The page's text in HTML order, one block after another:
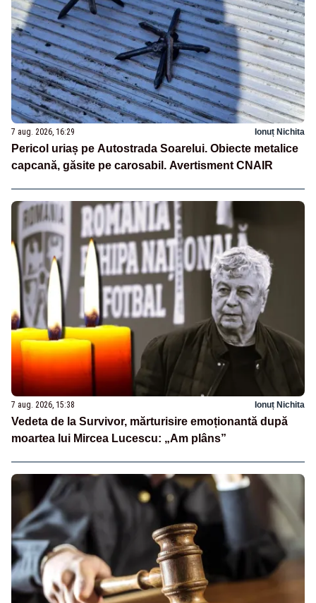
7 aug. 2026, 16:29 Ionuț Nichita
Pericol uriaș pe Autostrada Soarelui. Obiecte metalice
capcană, găsite pe carosabil. Avertisment CNAIR
7 aug. 2026, 15:38 Ionuț Nichita
Vedeta de la Survivor, mărturisire emoționantă după
moartea lui Mircea Lucescu: „Am plâns”